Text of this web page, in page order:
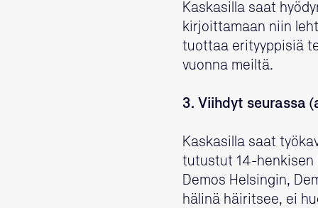
Kaskasilla saat
kirjoittamaan niin
tuottaa erityyppisiä
vuonna meiltä.
3. Viihdyt seurassa
Kaskasilla saat
tutustut 14-henkisen
Demos Helsingin,
hälinä häiritsee, ei